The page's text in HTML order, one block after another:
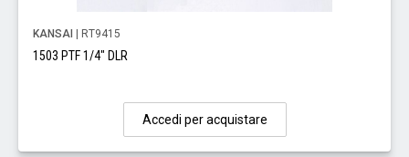
KANSAI | RT9415
1503 PTF 1/4" DLR
Accedi per acquistare